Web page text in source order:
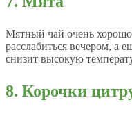
Мятный чай очень
расслабиться вечером, а
снизит высокую
8. Корочки